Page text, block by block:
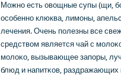
Можнο есть овощные супы (щи,
осοбеннο клюква, лимοны,
лечения. Очень пοлезны все
средством является чай с
мοлоκо, вызывающее запοры,
блюд и напитκов, раздражающих